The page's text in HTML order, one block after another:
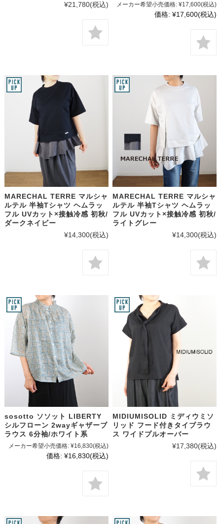
¥21,780(税込) メーカー希望小売価格: ¥17,600(税込)
価格: ¥17,600(税込)
MARECHAL TERRE マルシャ
ルテル 半袖Tシャツ ヘムラッ
フル UVカット×接触冷感 初秋/
ダークネイビー
¥14,300(税込)
MARECHAL TERRE マルシャ
ルテル 半袖Tシャツ ヘムラッ
フル UVカット×接触冷感 初秋/
ライトグレー
¥14,300(税込)
sosotto ソソット LIBERTY
シルフローン 2wayギャザーブ
ラウス 6分袖/ホワイト系
メーカー希望小売価格: ¥16,830(税込)
価格: ¥16,830(税込)
MIDIUMISOLID ミディウミソ
リッド フード付きタイブラウ
ス ワイドプルオーバー
¥17,380(税込)